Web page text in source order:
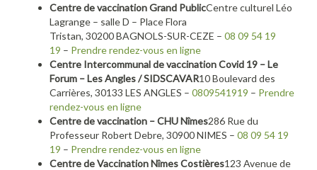
Centre de vaccination Grand PublicCentre culturel Léo
Lagrange – salle D – Place Flora
Tristan, 30200 BAGNOLS-SUR-CEZE – 08 09 54 19
19 – Prendre rendez-vous en ligne
Centre Intercommunal de vaccination Covid 19 – Le
Forum – Les Angles / SIDSCAVAR10 Boulevard des
Carrières, 30133 LES ANGLES – 0809541919 – Prendre
rendez-vous en ligne
Centre de vaccination – CHU Nîmes286 Rue du
Professeur Robert Debre, 30900 NIMES – 08 09 54 19
19 – Prendre rendez-vous en ligne
Centre de Vaccination Nîmes Costières123 Avenue de